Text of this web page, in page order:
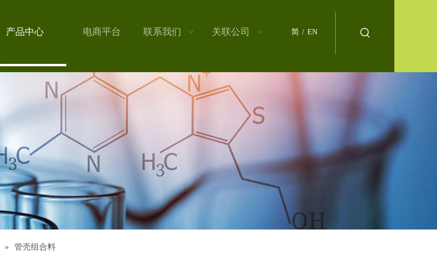
产品中心 电商平台 联系我们 关联公司 简 / EN
» 管壳组合料